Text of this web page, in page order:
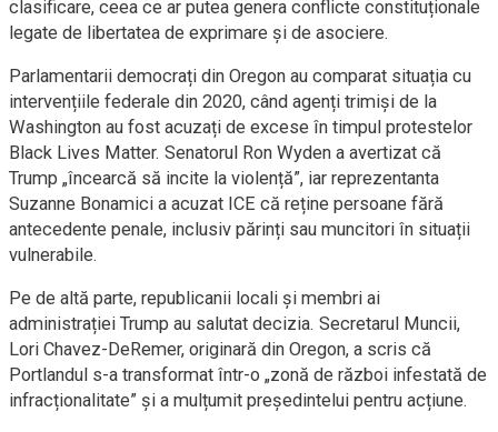
clasificare, ceea ce ar putea genera conflicte constituționale
legate de libertatea de exprimare și de asociere.
Parlamentarii democrați din Oregon au comparat situația cu
intervențiile federale din 2020, când agenți trimiși de la
Washington au fost acuzați de excese în timpul protestelor
Black Lives Matter. Senatorul Ron Wyden a avertizat că
Trump „încearcă să incite la violență”, iar reprezentanta
Suzanne Bonamici a acuzat ICE că reține persoane fără
antecedente penale, inclusiv părinți sau muncitori în situații
vulnerabile.
Pe de altă parte, republicanii locali și membri ai
administrației Trump au salutat decizia. Secretarul Muncii,
Lori Chavez-DeRemer, originară din Oregon, a scris că
Portlandul s-a transformat într-o „zonă de război infestată de
infracționalitate” și a mulțumit președintelui pentru acțiune.